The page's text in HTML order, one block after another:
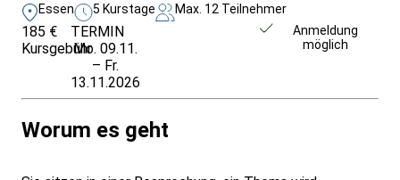
Essen 5 Kurstage Max. 12 Teilnehmer
185 €
Kursgebühr
TERMIN
Mo. 09.11.
– Fr.
13.11.2026
Anmeldung
möglich
Worum es geht